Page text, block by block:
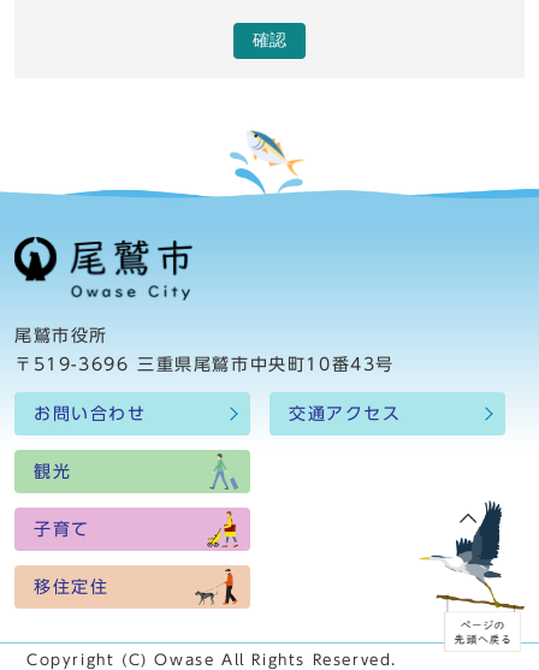
確認
尾鷲市役所
〒519-3696 三重県尾鷲市中央町10番43号
お問い合わせ 交通アクセス
観光
子育て
移住定住
Copyright (C) Owase All Rights Reserved.